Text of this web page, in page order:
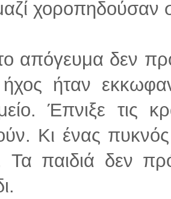
χοροπηδούσαν
απόγευμα δεν
ήταν
Έπνιξε τις
Κι ένας
Τα παιδιά δεν